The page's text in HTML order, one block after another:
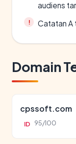
audiens
Catatan A
Domain
cpssoft.com
ID 95/100